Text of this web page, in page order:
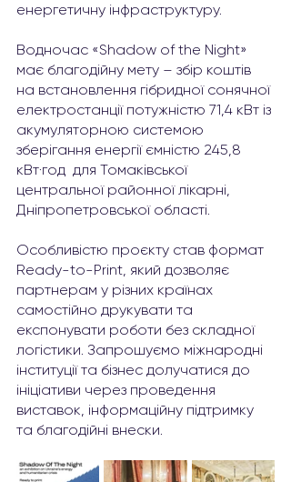
енергетичну інфраструктуру.
Водночас «Shadow of the Night»
має благодійну мету – збір коштів
на встановлення гібридної сонячної
електростанції потужністю 71,4 кВт із
акумуляторною системою
зберігання енергії ємністю 245,8
кВт·год  для Томаківської
центральної районної лікарні,
Дніпропетровської області.
Особливістю проєкту став формат
Ready-to-Print, який дозволяє
партнерам у різних країнах
самостійно друкувати та
експонувати роботи без складної
логістики. Запрошуємо міжнародні
інституції та бізнес долучатися до
ініціативи через проведення
виставок, інформаційну підтримку
та благодійні внески.